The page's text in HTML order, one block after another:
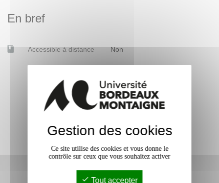
En bref
Accessible à distance Non
Gestion des cookies
Ce site utilise des cookies et vous donne le
contrôle sur ceux que vous souhaitez activer
Tout accepter